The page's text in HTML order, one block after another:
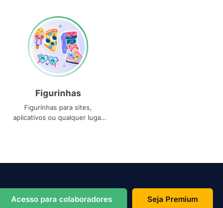
Figurinhas
Figurinhas para sites,
aplicativos ou qualquer lugar
Acesso para colaboradores Seja Premium